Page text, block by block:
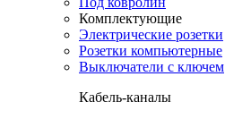
Комплектующие
Электрические розетки
Розетки компьютерные
Выключатели с ключем
Кабель-каналы